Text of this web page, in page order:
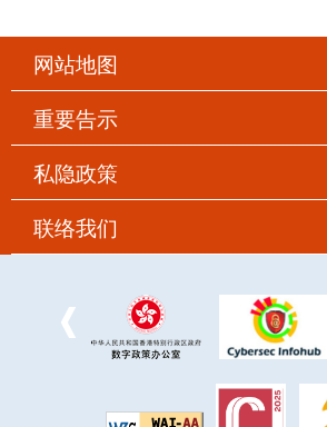
网站地图
重要告示
私隐政策
联络我们